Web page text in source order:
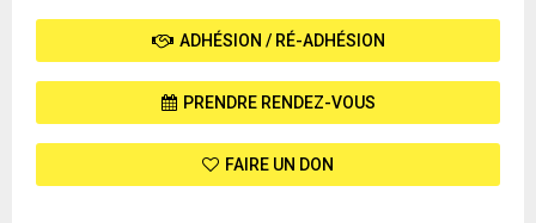
ADHÉSION / RÉ-ADHÉSION
PRENDRE RENDEZ-VOUS
FAIRE UN DON